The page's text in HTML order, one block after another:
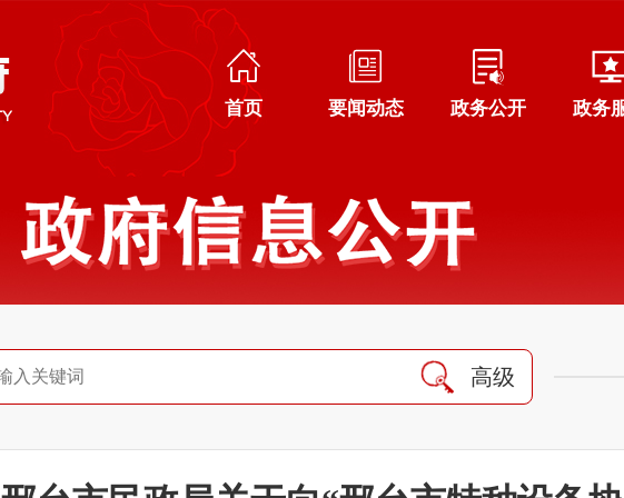
首页 要闻动态 政务公开 政务
高级